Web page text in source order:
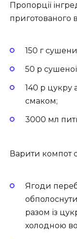
Пропорції
приготованого
150 г
50 р
140 р цукру
смаком;
3000 мл
Варити компот
Ягоди
разом із
холодною